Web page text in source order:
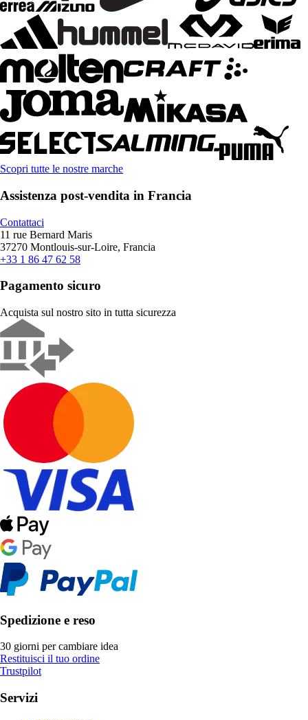
Scopri tutte le nostre marche
Assistenza post-vendita in Francia
Contattaci
11 rue Bernard Maris
37270 Montlouis-sur-Loire, Francia
+33 1 86 47 62 58
Pagamento sicuro
Acquista sul nostro sito in tutta sicurezza
Spedizione e reso
30 giorni per cambiare idea
Restituisci il tuo ordine
Trustpilot
Servizi